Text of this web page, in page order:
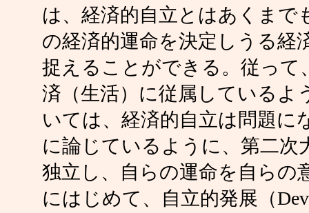
は、経済的自立とはあくまで
の経済的運命を決定しうる経
捉えることができる。従って
済（生活）に従属しているよ
いては、経済的自立は問題に
に論じているように、第二次
独立し、自らの運命を自らの
にはじめて、自立的発展（